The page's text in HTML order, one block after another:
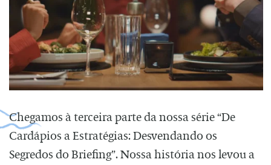
Chegamos à terceira parte da nossa série “De
Cardápios a Estratégias: Desvendando os
Segredos do Briefing”. Nossa história nos levou a